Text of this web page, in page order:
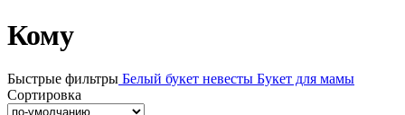
Кому
Быстрые фильтры Белый букет невесты Букет для мамы
Сортировка